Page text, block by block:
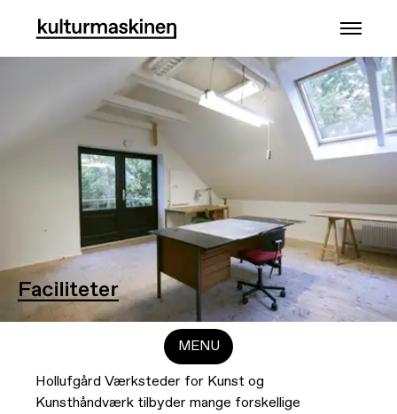
Faciliteter
MENU
Godt at vide
Hollufgård Værksteder for Kunst og
Kunsthåndværk tilbyder mange forskellige